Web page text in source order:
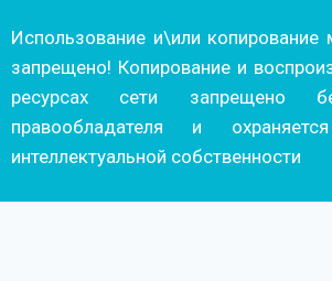
Использование и\или копирование
запрещено! Копирование и
ресурсах сети запрещено
правообладателя и
интеллектуальной собственности